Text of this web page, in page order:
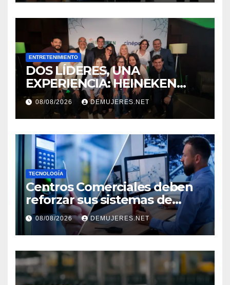
PACIFIC
ENTRETENIMIENTO
DOS LÍDERES, UNA
EXPERIENCIA: HEINEKEN
PANAMÁ Y CINÉPOLIS
TRANSFORMAN LA FORMA
DE VIVIR EL CINE
08/08/2026 DEMUJERES.NET
TECNOLOGÍA
Centros Comerciales deben
reforzar sus sistemas de
seguridad ante el
incremento de visitantes por
el Décimo Tercer Mes
08/08/2026 DEMUJERES.NET